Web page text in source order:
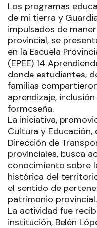
Los programas
de mi tierra y
impulsados de
provincial, se
en la Escuela
(EPEE) 14
donde estudiantes,
familias
aprendizaje,
formoseña.
La iniciativa,
Cultura y Educación,
Dirección de
provinciales, busca
conocimiento sobre
histórica del
el sentido de
patrimonio provincial.
La actividad fue
institución, Belén